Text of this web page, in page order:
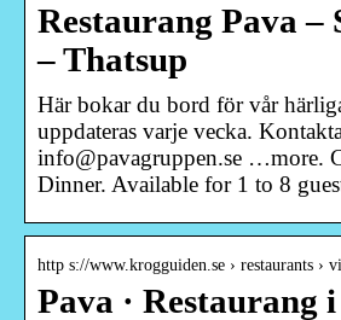
Restaurang Pava –
– Thatsup
Här bokar du bord för vår
uppdateras varje vecka.
info@pavagruppen.se …more.
Dinner. Available for 1 to 8
http s://www.krogguiden.se › restaurants ›
Pava · Restaurang